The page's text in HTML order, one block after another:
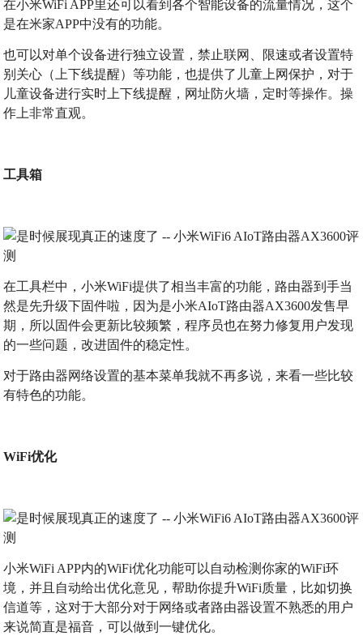
在小米WiFi APP里还可以看到各个智能设备的流量情况，这个
是在米家APP中没有的功能。
也可以对单个设备进行独立设置，禁止联网、限速或者设置特
别关心（上下线提醒）等功能，也提供了儿童上网保护，对于
儿童设备进行实时上下线提醒，网址防火墙，定时等操作。操
作上非常直观。
工具箱
在工具栏中，小米WiFi提供了相当丰富的功能，路由器到手当
然是先升级下固件啦，因为是小米AIoT路由器AX3600发售早
期，所以固件会更新比较频繁，程序员也在努力修复用户发现
的一些问题，改进固件的稳定性。
对于路由器网络设置的基本菜单我就不再多说，来看一些比较
有特色的功能。
WiFi优化
小米WiFi APP内的WiFi优化功能可以自动检测你家的WiFi环
境，并且自动给出优化意见，帮助你提升WiFi质量，比如切换
信道等，这对于大部分对于网络或者路由器设置不熟悉的用户
来说简直是福音，可以做到一键优化。